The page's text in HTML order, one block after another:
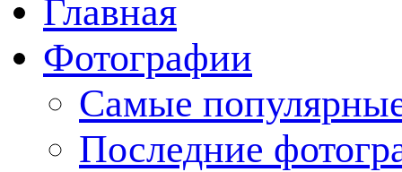
Главная
Фотографии
Cамые
Последние